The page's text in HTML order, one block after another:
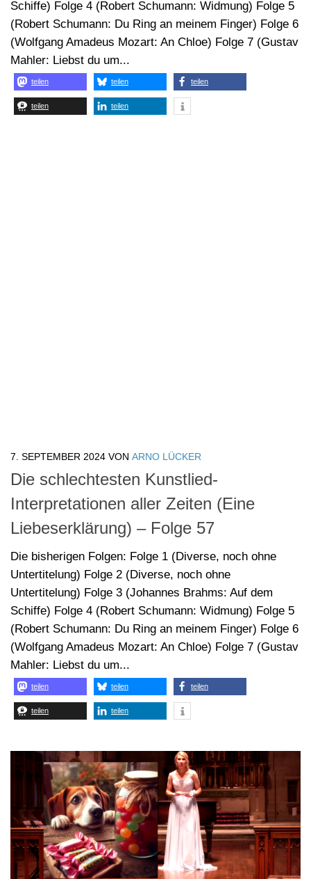
Schiffe) Folge 4 (Robert Schumann: Widmung) Folge 5
(Robert Schumann: Du Ring an meinem Finger) Folge 6
(Wolfgang Amadeus Mozart: An Chloe) Folge 7 (Gustav
Mahler: Liebst du um...
teilen teilen teilen
teilen teilen
Schiffe) Folge 4 (Robert Schumann: Widmung) Folge 5
(Robert Schumann: Du Ring an meinem Finger) Folge 6
Mahler: Liebst du um...
teilen teilen teilen
teilen teilen
9. AUGUST 2024VONARNO LÜCKER
Die schlechtesten Kunstlied-
Interpretationen aller Zeiten (Eine
Liebeserklärung) – Folge 56
Die bisherigen Folgen: Folge 1 (Diverse, noch ohne
Untertitelung) Folge 2 (Diverse, noch ohne